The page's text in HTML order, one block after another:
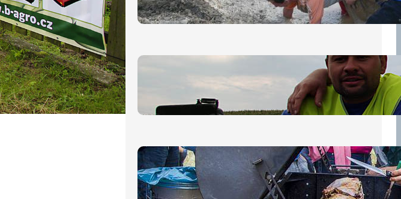
30 června, 2026
Bezpečnost na prvním místě
15 května, 2026
Pro diváky
30 dubna, 2026